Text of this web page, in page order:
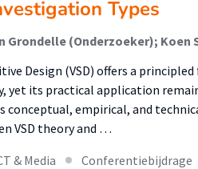
Types
Design (VSD) offers a
yet its practical application
conceptual, empirical, and
VSD theory and …
& Media Conferentiebijdrage